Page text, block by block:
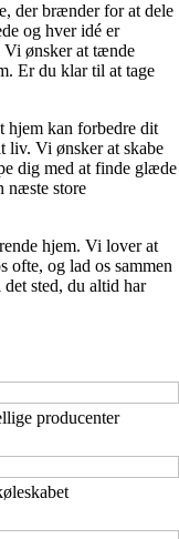
der brænder for at dele
og hver idé er
ønsker at tænde
Er du klar til at tage
hjem kan forbedre dit
liv. Vi ønsker at skabe
dig med at finde glæde
næste store
hjem. Vi lover at
ofte, og lad os sammen
sted, du altid har
producenter